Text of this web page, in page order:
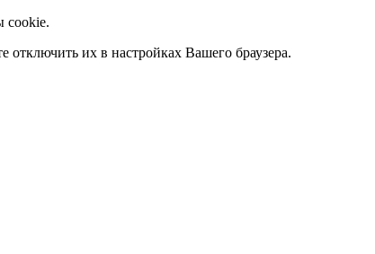
cookie.
их в настройках Вашего браузера.